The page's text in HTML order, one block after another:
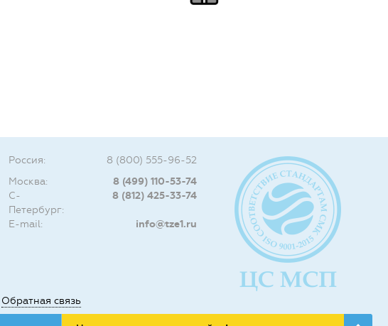
Россия:
8 (800) 555-96-52
Москва:
8 (499) 110-53-74
С-
Петербург:
8 (812) 425-33-74
E-mail: info@tze1.ru
Обратная связь